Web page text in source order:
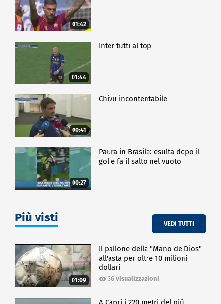
01:42
01:44
Inter tutti al top
00:41
Chivu incontentabile
00:27
Paura in Brasile: esulta dopo il
gol e fa il salto nel vuoto
Più visti VEDI TUTTI
01:09
Il pallone della "Mano de Dios"
all'asta per oltre 10 milioni
dollari
36 visualizzazioni
A Capri i 220 metri del più